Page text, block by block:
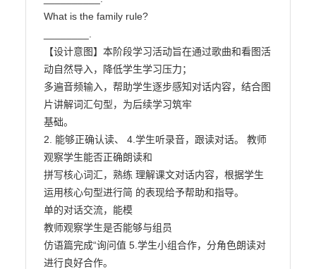
What is the family rule?
【设计意图】本阶段学习活动旨在通过歌曲和看图活
动自然导入，降低学生学习压力；
多遍音频输入，帮助学生逐步感知对话内容，结合图
片讲解词汇句型，为后续学习筑牢
基础。
2. 能够正确认读、 4.学生听录音，跟读对话。 教师
观察学生能否正确朗读和
拼写核心词汇，熟练 理解课文对话内容，根据学生
运用核心句型进行简 的表现给予帮助和指导。
单的对话交流，能模
教师观察学生是否能够与组员
仿语篇完成“询问值 5.学生小组合作，分角色朗读对
进行良好合作。